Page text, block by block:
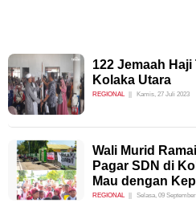
122 Jemaah
Kolaka Utara
REGIONAL Kamis, 27 Juli 2023
Wali Murid
Pagar SDN di
Mau dengan
REGIONAL Selasa, 09